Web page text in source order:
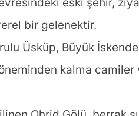
eski şehir,
bir gelenektir.
Üsküp, Büyük
kalma